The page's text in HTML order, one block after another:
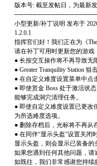
版本号: 截至发帖日，为最新
小型更新/补丁说明 发布于
1.2.0.1
指挥官们好！我们正在为《
请在补丁可用时更新您的游戏
● 长按交互操作将不再导致无
● Greater Tranquility Station
● 在自定义难度设置菜单中点
● 即使赏金 Boss 处于激活状
能够完成洞穴清理任务。
● 即使自定义难度设置已更改
为所选难度选项。
● 删除存档后，光标将不再从
● 在同伴“显示头盔”设置关闭
显示头盔，则会显示已装备的
如果您遇到任何其他问题，请
如既往，我们非常感谢您持续